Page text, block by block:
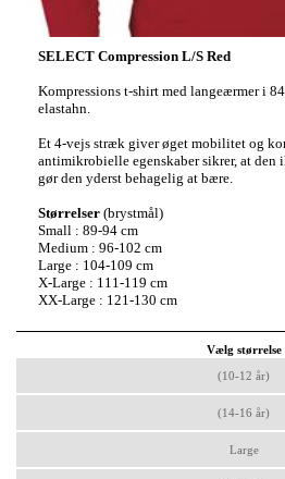
SELECT Compression L/S Red
Kompressions t-shirt med langeærmer i
elastahn.
Et 4-vejs stræk giver øget mobilitet og
antimikrobielle egenskaber sikrer, at den
gør den yderst behagelig at bære.
Størrelser (brystmål)
Small : 89-94 cm
Medium : 96-102 cm
Large : 104-109 cm
X-Large : 111-119 cm
XX-Large : 121-130 cm
Vælg størrelse
(10-12 år)
(14-16 år)
Large